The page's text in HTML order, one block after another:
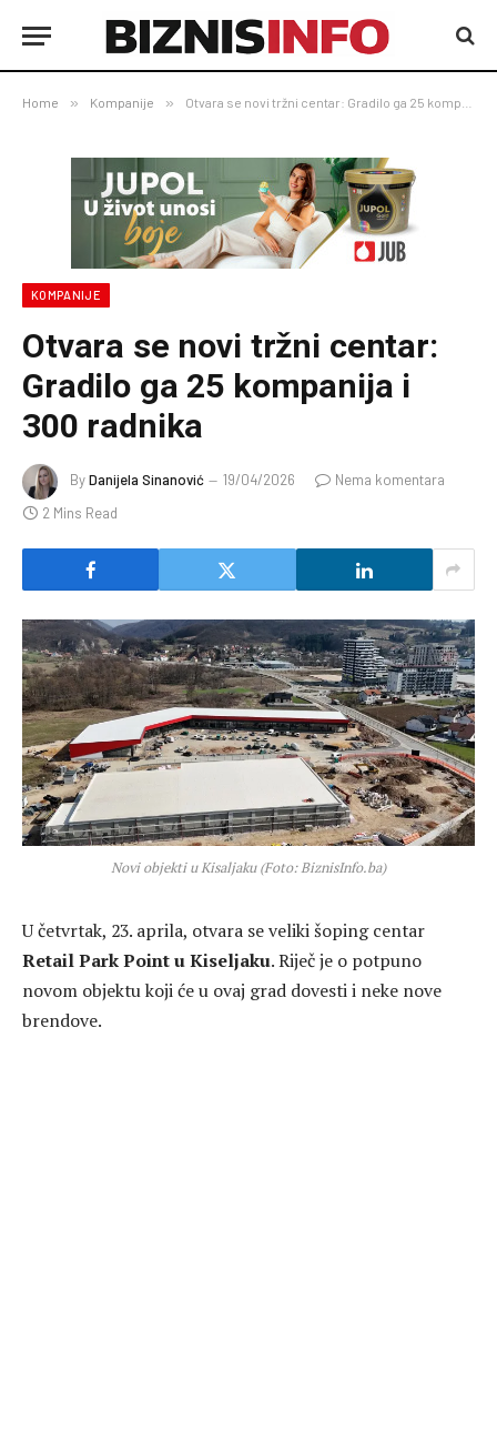
Home » Kompanije » Otvara se novi tržni centar: Gradilo ga 25 kompanija i 300 radnika
KOMPANIJE
Otvara se novi tržni centar:
Gradilo ga 25 kompanija i
300 radnika
ByDanijela Sinanović 19/04/2026
Nema komentara
2 Mins Read
Novi objekti u Kisaljaku (Foto: BiznisInfo.ba)
U četvrtak, 23. aprila, otvara se veliki šoping centar
Retail Park Point u Kiseljaku. Riječ je o potpuno
novom objektu koji će u ovaj grad dovesti i neke nove
brendove.